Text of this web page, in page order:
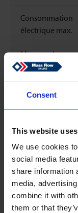
Consent
This website
We use cookies
social media
share information
media,
combine it with
them or that
Consommation
électrique max.
Mesures de
protection
électrique
Approuvé pour
CEM
Raccordement
électrique